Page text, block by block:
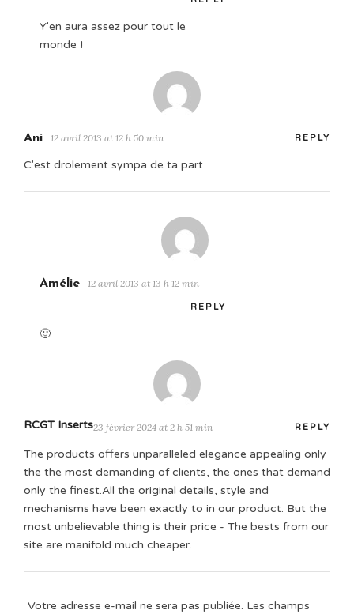
Y'en aura assez pour tout le
monde !
Ani 12 avril 2013 at 12 h 50 min REPLY
C'est drolement sympa de ta part
Amélie 12 avril 2013 at 13 h 12 min
REPLY
🙂
RCGT Inserts23 février 2024 at 2 h 51 min REPLY
The products offers unparalleled elegance appealing only
the the most demanding of clients, the ones that demand
only the finest.All the original details, style and
mechanisms have been exactly to in our product. But the
most unbelievable thing is their price - The bests from our
site are manifold much cheaper.
Votre adresse e-mail ne sera pas publiée. Les champs